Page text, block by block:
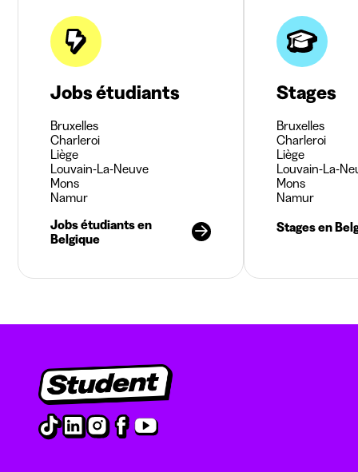
Jobs étudiants
Bruxelles
Charleroi
Liège
Louvain-La-Neuve
Mons
Namur
Jobs étudiants en
Belgique
Stages
Bruxelles
Charleroi
Liège
Louvain-La-
Mons
Namur
Stages en